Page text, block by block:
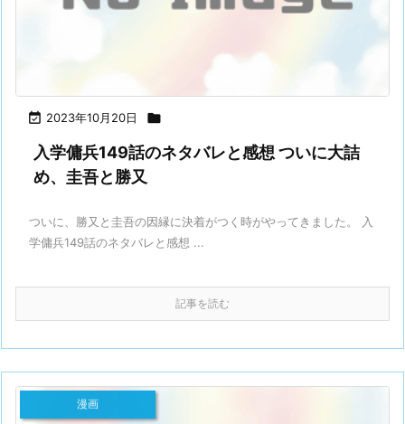
 2023年10月20日 
入学傭兵149話のネタバレと感想 ついに大詰
め、圭吾と勝又
ついに、勝又と圭吾の因縁に決着がつく時がやってきました。 入
学傭兵149話のネタバレと感想 ...
記事を読む
漫画